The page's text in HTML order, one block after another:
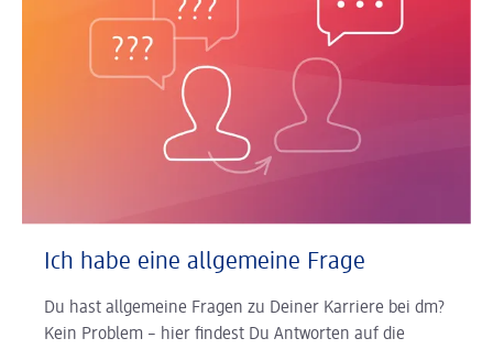
Ich habe eine allgemeine Frage
Du hast allgemeine Fragen zu Deiner Karriere bei dm?
Kein Problem – hier findest Du Antworten auf die